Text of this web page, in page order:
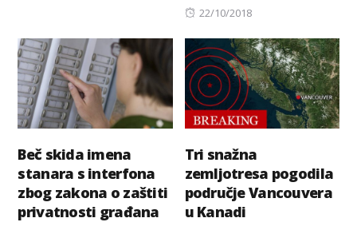
Posted
22/10/2018
Beč skida imena
stanara s interfona
zbog zakona o zaštiti
privatnosti građana
Tri snažna
zemljotresa pogodila
područje Vancouvera
u Kanadi